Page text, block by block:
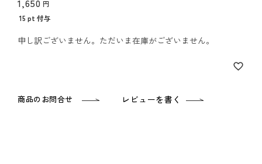
1,650
15 pt 付与
申し訳ございません。ただいま在庫がございません。
商品のお問合せ レビューを書く